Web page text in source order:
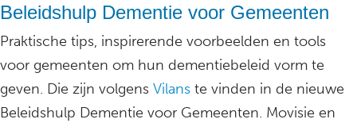
Beleidshulp Dementie voor Gemeenten
Praktische tips, inspirerende voorbeelden en tools
voor gemeenten om hun dementiebeleid vorm te
geven. Die zijn volgens Vilans te vinden in de nieuwe
Beleidshulp Dementie voor Gemeenten. Movisie en